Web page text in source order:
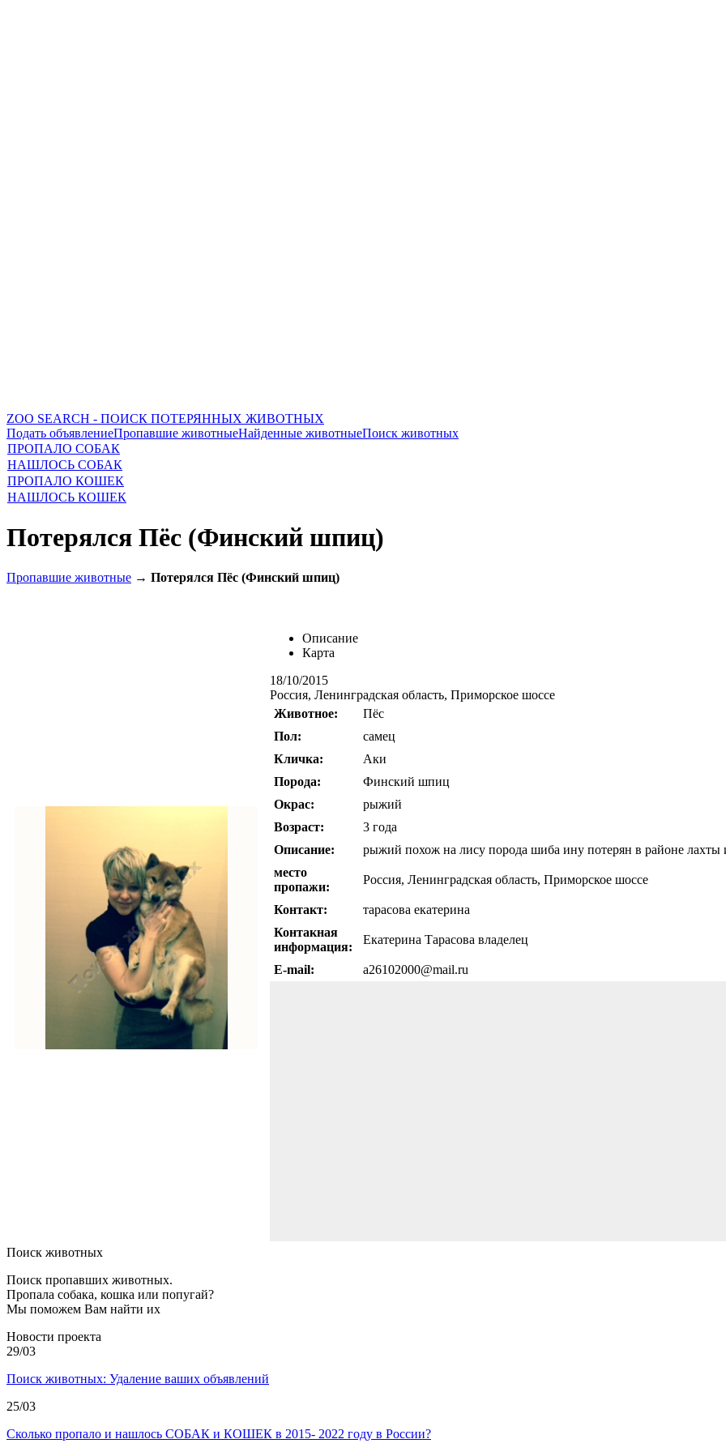
ZOO SEARCH - ПОИСК ПОТЕРЯННЫХ ЖИВОТНЫХ
Подать объявлениеПропавшие животныеНайденные животныеПоиск животных
ПРОПАЛО СОБАК
НАШЛОСЬ СОБАК
ПРОПАЛО КОШЕК
НАШЛОСЬ КОШЕК
Потерялся Пёс (Финский шпиц)
Пропавшие животные → Потерялся Пёс (Финский шпиц)
Описание
Карта
18/10/2015
Россия, Ленинградская область, Приморское шоссе
Животное:
Пёс
Пол:
самец
Кличка:
Аки
Порода:
Финский шпиц
Окрас:
рыжий
Возраст:
3 года
Описание:
рыжий похож на лису порода шиба ину потерян в районе лахты
место
пропажи:
Россия, Ленинградская область, Приморское шоссе
Контакт:
тарасова екатерина
Контакная
информация:
Екатерина Тарасова владелец
E-mail: a26102000@mail.ru
Поиск животных
Поиск пропавших животных.
Пропала собака, кошка или попугай?
Мы поможем Вам найти их
Новости проекта
29/03
Поиск животных: Удаление ваших объявлений
25/03
Сколько пропало и нашлось СОБАК и КОШЕК в 2015- 2022 году в России?